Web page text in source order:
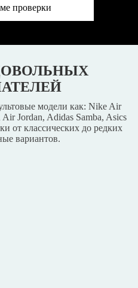
проверки
модели как: Nike Air
Jordan, Adidas Samba, Asics
от классических до редких
вариантов.